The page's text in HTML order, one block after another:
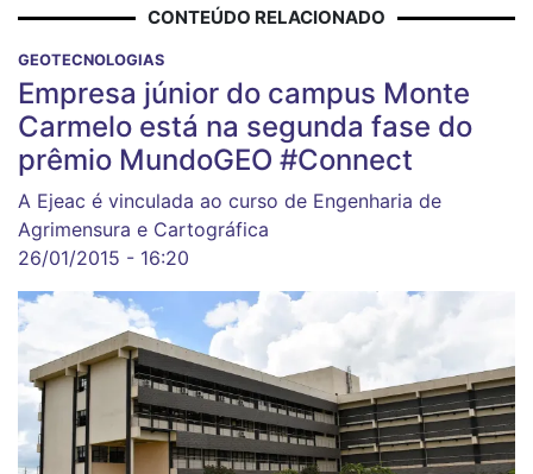
CONTEÚDO RELACIONADO
GEOTECNOLOGIAS
Empresa júnior do campus Monte
Carmelo está na segunda fase do
prêmio MundoGEO #Connect
A Ejeac é vinculada ao curso de Engenharia de
Agrimensura e Cartográfica
26/01/2015 - 16:20